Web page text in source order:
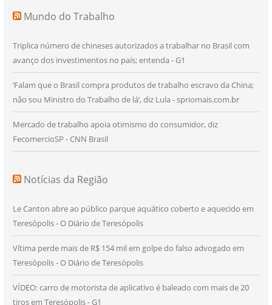
Mundo do Trabalho
Triplica número de chineses autorizados a trabalhar no Brasil com
avanço dos investimentos no país; entenda - G1
‘Falam que o Brasil compra produtos de trabalho escravo da China;
não sou Ministro do Trabalho de lá’, diz Lula - spriomais.com.br
Mercado de trabalho apoia otimismo do consumidor, diz
FecomercioSP - CNN Brasil
Notícias da Região
Le Canton abre ao público parque aquático coberto e aquecido em
Teresópolis - O Diário de Teresópolis
Vítima perde mais de R$ 154 mil em golpe do falso advogado em
Teresópolis - O Diário de Teresópolis
VÍDEO: carro de motorista de aplicativo é baleado com mais de 20
tiros em Teresópolis - G1